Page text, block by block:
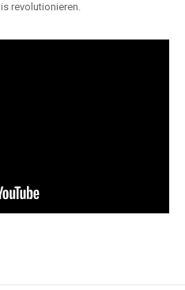
revolutionieren.